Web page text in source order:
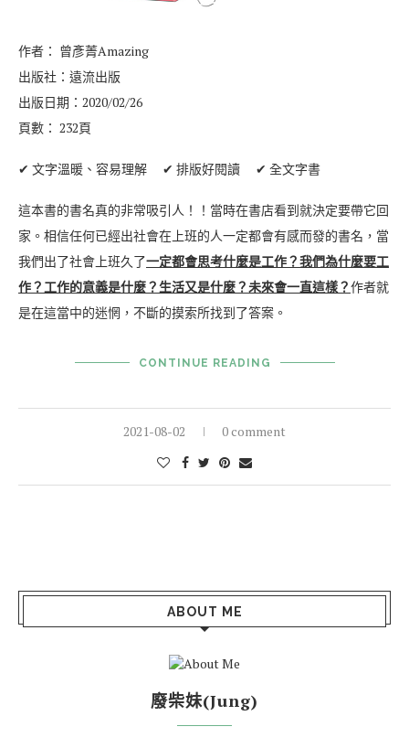
作者： 曾彥菁Amazing
出版社：遠流出版
出版日期：2020/02/26
頁數： 232頁
✔ 文字溫暖、容易理解 ✔ 排版好閱讀 ✔ 全文字書
這本書的書名真的非常吸引人！！當時在書店看到就決定要帶它回
家。相信任何已經出社會在上班的人一定都會有感而發的書名，當
我們出了社會上班久了一定都會思考什麼是工作？我們為什麼要工
作？工作的意義是什麼？生活又是什麼？未來會一直這樣？作者就
是在這當中的迷惘，不斷的摸索所找到了答案。
CONTINUE READING
2021-08-02 0 comment
ABOUT ME
廢柴妹(Jung)